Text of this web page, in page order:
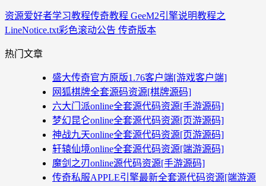
资源爱好者学习教程传奇教程 GeeM2引擎说明教程之
LineNotice.txt彩色滚动公告 传奇版本
热门文章
盛大传奇官方原版1.76客户端[游戏客户端]
网狐棋牌全套源码资源[棋牌源码]
六大门派online全套源代码资源[手游源码]
梦幻昆仑online全套源代码资源[页游源码]
神战九天online全套源代码资源[页游源码]
轩辕仙境online全套源代码资源[端游源码]
魔剑之刃online源代码资源[手游源码]
传奇私服APPLE引擎最新全套源代码资源[端游源